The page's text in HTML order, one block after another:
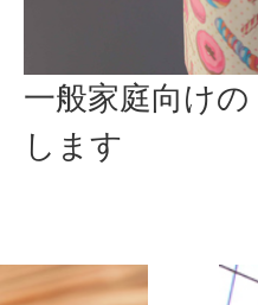
一般家庭向け
します